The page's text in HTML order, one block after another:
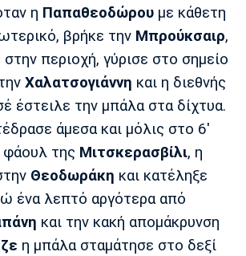
Τσέλσι Άρσεναλ
Μάντσεστερ
Σίτι
Γιουβέντους
Μίλαν Μπάγερν
η Παπαθεοδώρου με κάθετη
βρήκε την Μπρούκσαιρ,
περιοχή, γύρισε στο σημείο
Χαλατσογιάννη και η διεθνής
έστειλε την μπάλα στα δίχτυα.
άμεσα και μόλις στο 6'
της Μιτσκερασβίλι, η
Θεοδωράκη και κατέληξε
ένα λεπτό αργότερα από
και την κακή απομάκρυνση
η μπάλα σταμάτησε στο δεξί